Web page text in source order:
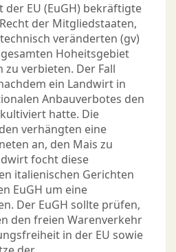
der EU (EuGH) bekräftigte
der Mitgliedstaaten,
veränderten (gv)
Hoheitsgebiet
zu verbieten. Der Fall
ein Landwirt in
Anbauverbotes den
kultiviert hatte. Die
verhängten eine
an, den Mais zu
focht diese
italienischen Gerichten
EuGH um eine
Der EuGH sollte prüfen,
den freien Warenverkehr
in der EU sowie